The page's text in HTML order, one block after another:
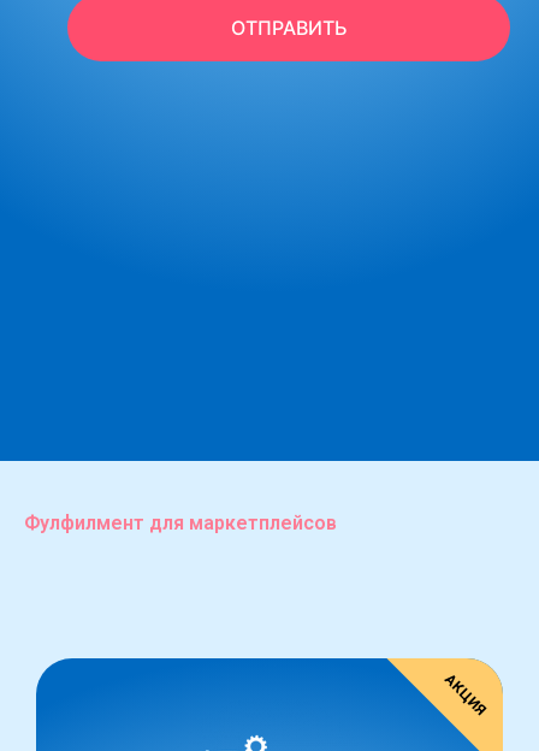
ОТПРАВИТЬ
Фулфилмент для маркетплейсов
АКЦИЯ